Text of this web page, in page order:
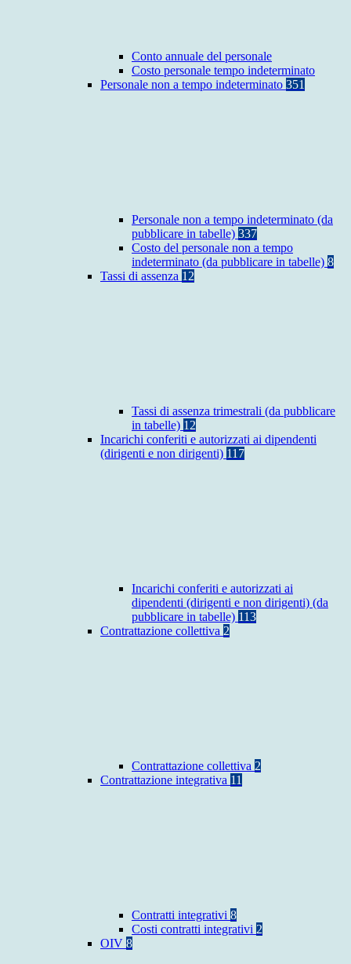
Conto annuale del personale
Costo personale tempo indeterminato
Personale non a tempo indeterminato 351
Personale non a tempo indeterminato (da
pubblicare in tabelle) 337
Costo del personale non a tempo
indeterminato (da pubblicare in tabelle) 8
Tassi di assenza 12
Tassi di assenza trimestrali (da pubblicare
in tabelle) 12
Incarichi conferiti e autorizzati ai dipendenti
(dirigenti e non dirigenti) 117
Incarichi conferiti e autorizzati ai
dipendenti (dirigenti e non dirigenti) (da
pubblicare in tabelle) 113
Contrattazione collettiva 2
Contrattazione collettiva 2
Contrattazione integrativa 11
Contratti integrativi 8
Costi contratti integrativi 2
OIV 8